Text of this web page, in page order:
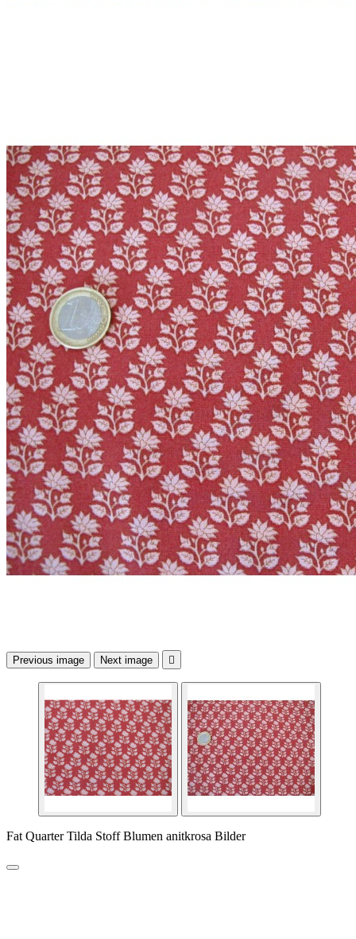
Previous image Next image 
Fat Quarter Tilda Stoff Blumen anitkrosa Bilder